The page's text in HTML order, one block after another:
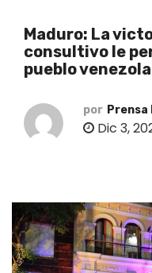
Maduro: La
consultivo le
pueblo
por Prensa
Dic 3,